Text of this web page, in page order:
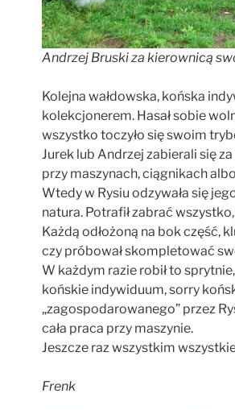
Andrzej Bruski za kierownicą
Kolejna wałdowska, końska
kolekcjonerem. Hasał sobie
wszystko toczyło się swoim
Jurek lub Andrzej zabierali się
przy maszynach, ciągnikach
Wtedy w Rysiu odzywała się
natura. Potrafił zabrać
Każdą odłożoną na bok część,
czy próbował skompletować
W każdym razie robił to
końskie indywiduum, sorry
„zagospodarowanego” przez
cała praca przy maszynie.
Jeszcze raz wszystkim
Frenk